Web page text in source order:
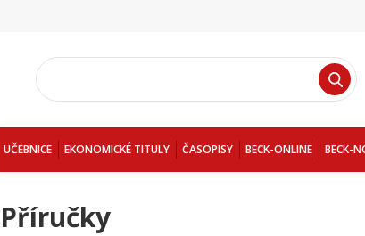
UČEBNICE EKONOMICKÉ TITULY ČASOPISY BECK-ONLINE BECK-
Příručky